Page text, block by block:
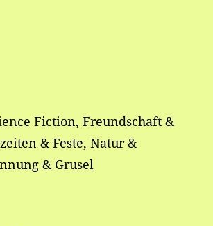
Fiction, Freundschaft &
& Feste, Natur &
& Grusel